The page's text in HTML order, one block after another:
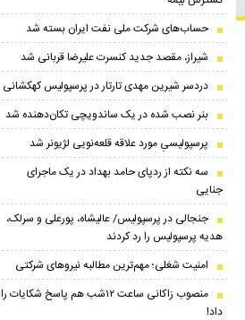
حساب‌‌های شرکت ملی نفت ایران بسته شد
شیراز، مقصد جدید کنسرت علیرضا قربانی شد
دردسر شیرین مهدی تارتار در پرسپولیس کهکشانی
بنر نصب شده در یک ساندویچی تکان‌دهنده شد
پرسپولیسیِ مورد علاقه قلعه‌نویی لژیونر شد
سه نکته از ردپای حامد بهداد در یک ماجرای
جنایی
جنجالی در پرسپولیس/ عالیشاه، پورعلی و سرلک،
هدیه پرسپولیس را رد کردند
امنیت شغلی؛ مهم‌ترین مطالبه نیروهای شرکتی
منصوب زاکانی ساعت ۱۲شب هم پاسخ شکایات را
داد!